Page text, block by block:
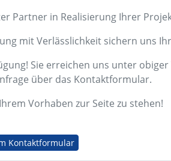
Partner in Realisierung Ihrer
mit Verlässlichkeit sichern uns
Sie erreichen uns unter
über das Kontaktformular.
Vorhaben zur Seite zu stehen!
Kontaktformular